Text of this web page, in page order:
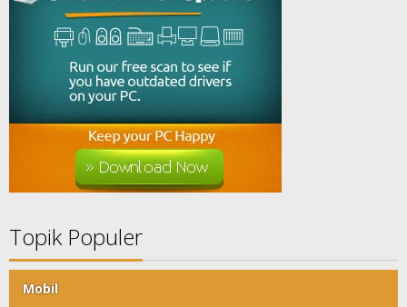
Topik Populer
Mobil